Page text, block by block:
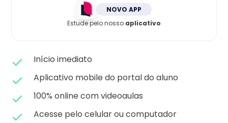
NOVO APP
Estude pelo nosso aplicativo
Início imediato
Aplicativo mobile do portal do aluno
100% online com videoaulas
Acesse pelo celular ou computador